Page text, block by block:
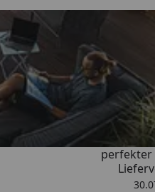
„Qualitativ
perfekter